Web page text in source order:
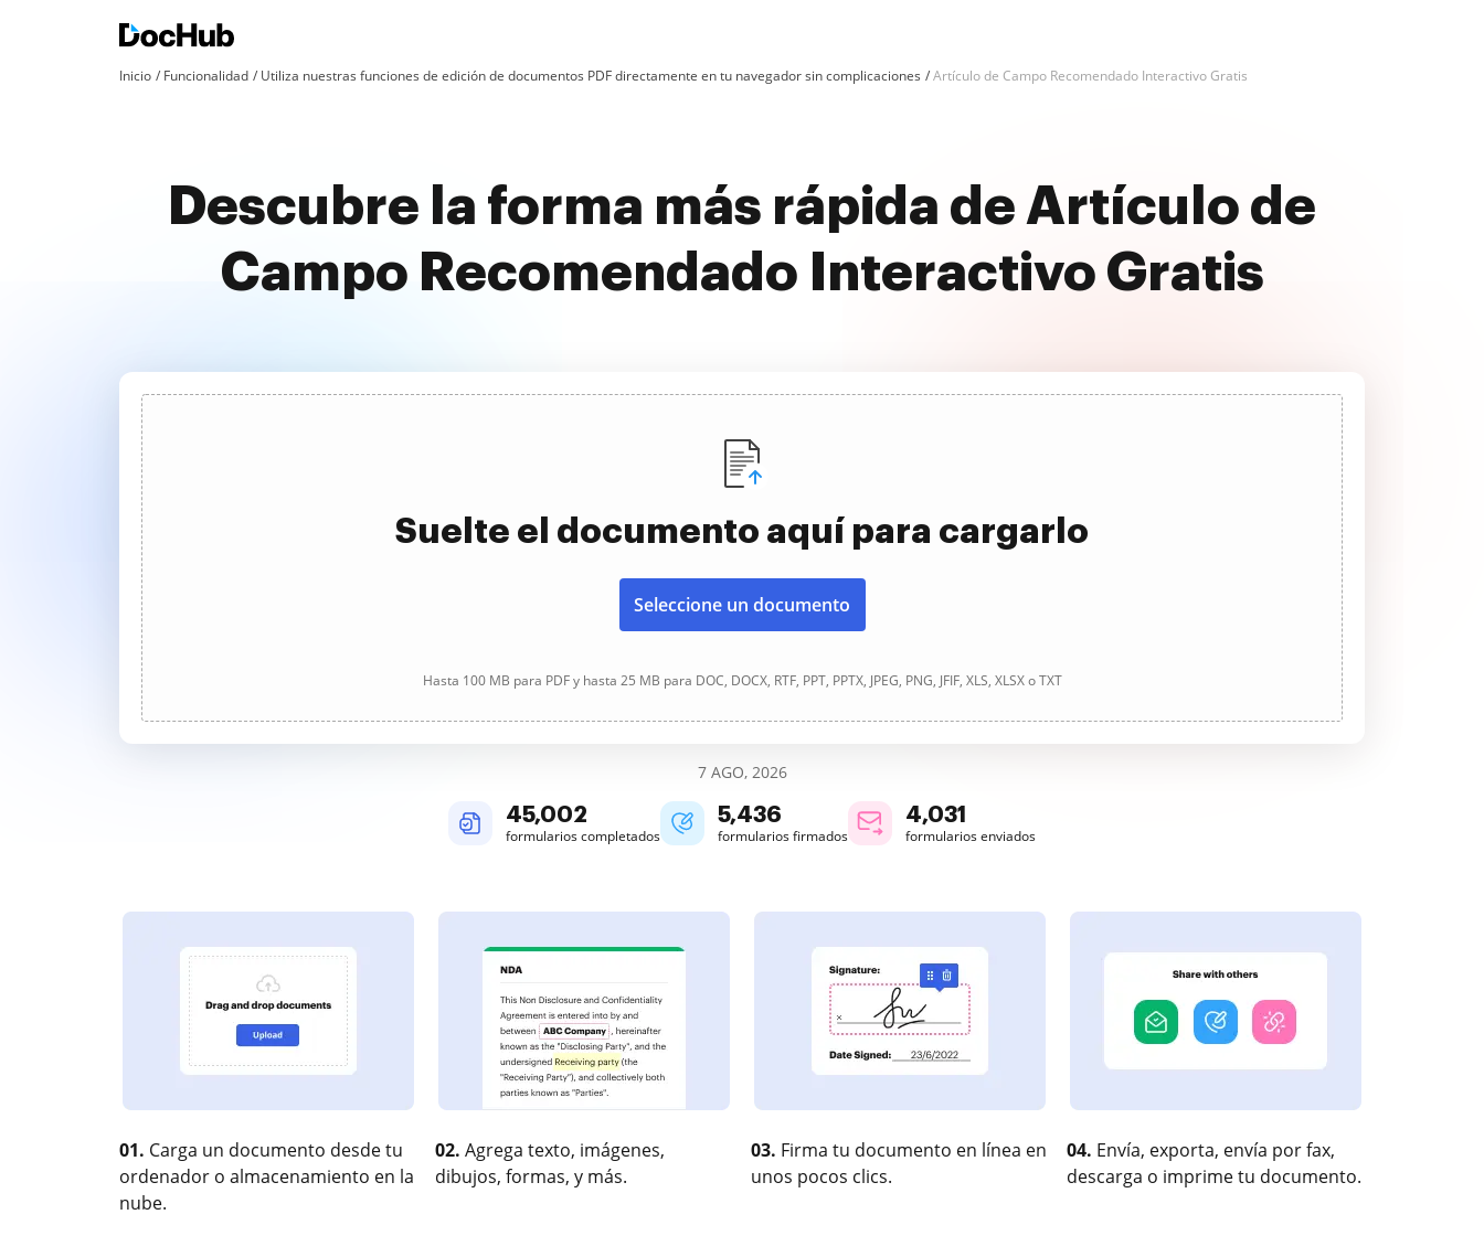
Inicio Funcionalidad Utiliza nuestras funciones de edición de documentos PDF directamente en tu navegador sin complicaciones Artículo de Campo Recomendado Interactivo Gratis
Descubre la forma más rápida de Artículo de
Campo Recomendado Interactivo Gratis
Suelte el documento aquí para cargarlo
Seleccione un documento
Hasta 100 MB para PDF y hasta 25 MB para DOC, DOCX, RTF, PPT, PPTX, JPEG, PNG, JFIF, XLS, XLSX o TXT
7 AGO, 2026
45,002
formularios completados
5,436
formularios firmados
4,031
formularios enviados
01. Carga un documento desde tu
ordenador o almacenamiento en la
nube.
02. Agrega texto, imágenes,
dibujos, formas, y más.
03. Firma tu documento en línea en
unos pocos clics.
04. Envía, exporta, envía por fax,
descarga o imprime tu documento.